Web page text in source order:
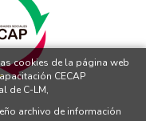
cookies de la página web
CECAP
de C-LM,
archivo de información